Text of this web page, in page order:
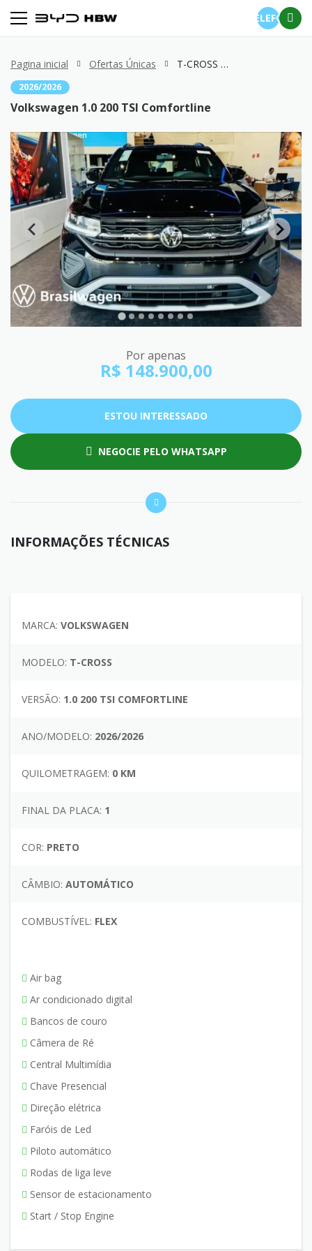
TELEFONE
Pagina inicial Ofertas Únicas T-CROSS 1.0 200 TSI Comfortline
2026/2026
Volkswagen 1.0 200 TSI Comfortline
Por apenas
R$ 148.900,00
ESTOU INTERESSADO
NEGOCIE PELO WHATSAPP
INFORMAÇÕES TÉCNICAS
MARCA: VOLKSWAGEN
MODELO: T-CROSS
VERSÃO: 1.0 200 TSI COMFORTLINE
ANO/MODELO: 2026/2026
QUILOMETRAGEM: 0 KM
FINAL DA PLACA: 1
COR: PRETO
CÂMBIO: AUTOMÁTICO
COMBUSTÍVEL: FLEX
Air bag
Ar condicionado digital
Bancos de couro
Câmera de Ré
Central Multimídia
Chave Presencial
Direção elétrica
Faróis de Led
Piloto automático
Rodas de liga leve
Sensor de estacionamento
Start / Stop Engine